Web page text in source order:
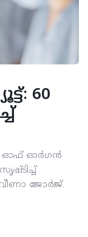
60
ഓഫ് ഓർഗൻ
വീണാ ജോർജ്.